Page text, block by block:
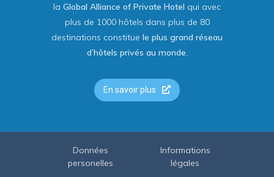
la Global Alliance of Private Hotel qui avec
plus de 1000 hôtels dans plus de 80
destinations constitue le plus grand réseau
d’hôtels privés au monde.
En savoir plus
Données
personelles
Informations
légales